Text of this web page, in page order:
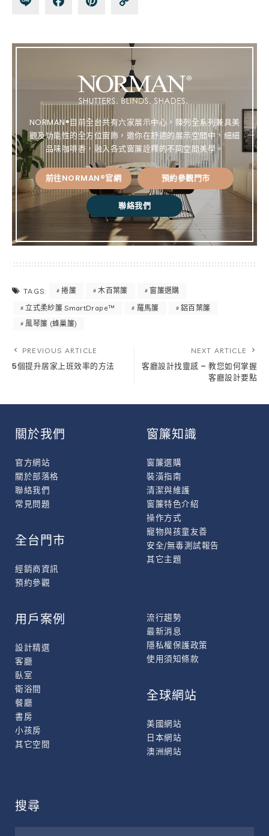
Lin Fa
ok
Pin
st k
NORMAN®目前全台共有六家展示中心，陳列全系列兼具美
觀及功能性的全方位窗飾，邀你在舒適的展示空間中，細細
品味咖啡香，融入各式窗簾詮釋的不同空間美學。
前往NORMAN®官網 預約參觀門市
聯絡我們
TAGS: 捲簾 木百葉簾
窗簾選購
立式柔紗簾 SmartDrape™
羅馬簾
鋁百葉簾
風琴簾 (蜂巢簾)
PREVIOUS ARTICLE
5個提升居家上班效率的方法
NEXT ARTICLE
客廳設計找靈感 – 教您如何掌握
客廳設計要點
關於我們
官方網站
關於部落格
聯絡我們
常見問題
窗簾知識
窗簾選購
裝潢指南
清潔與維護
窗簾特色介紹
操作方式
寵物與孩童友善
安全/無毒測試報告
其它主題
全台門市
經銷商資訊
預約參觀
用戶案例
設計精選
客廳
臥室
衛浴間
餐廳
書房
小孩房
其它空間
流行趨勢
最新消息
隱私權保護政策
使用須知條款
全球網站
美國網站
日本網站
澳洲網站
搜尋